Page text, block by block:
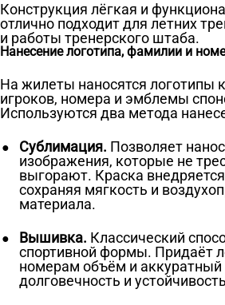
Конструкция лёгкая и
отлично подходит для летних
и работы тренерского штаба.
Нанесение логотипа, фамилии и
На жилеты наносятся логотипы
игроков, номера и эмблемы
Используются два метода
Сублимация. Позволяет
изображения, которые не
выгорают. Краска внедряется
сохраняя мягкость и
материала.
Вышивка. Классический
спортивной формы. Придаёт
номерам объём и аккуратный
долговечность и